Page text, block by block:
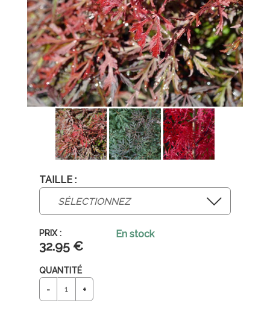
TAILLE :
32.95 €
En stock
QUANTITÉ